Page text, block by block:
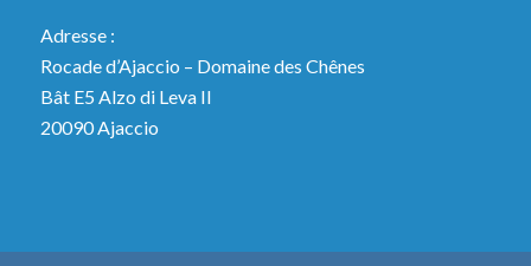
Adresse :
Rocade d’Ajaccio – Domaine des Chênes
Bât E5 Alzo di Leva II
20090 Ajaccio